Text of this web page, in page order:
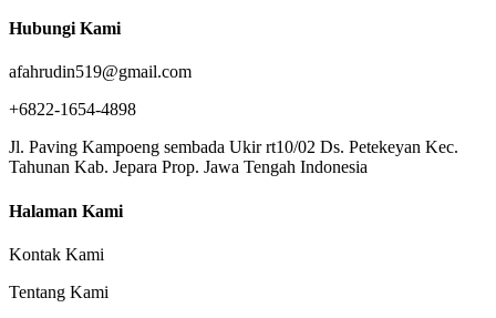
Hubungi Kami
afahrudin519@gmail.com
+6822-1654-4898
Jl. Paving Kampoeng sembada Ukir rt10/02 Ds. Petekeyan Kec.
Tahunan Kab. Jepara Prop. Jawa Tengah Indonesia
Halaman Kami
Kontak Kami
Tentang Kami